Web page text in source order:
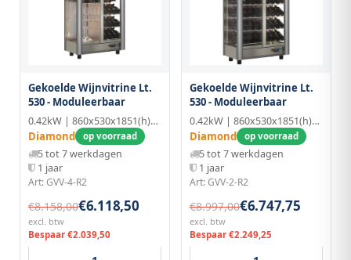
Gekoelde Wijnvitrine Lt.
530 - Moduleerbaar
0.42kW | 860x530x1851(h)mm
Diamond op voorraad
5 tot 7 werkdagen
1 jaar
Art: GVV-4-R2
€8.158,00€6.118,50
excl. btw
Bespaar €2.039,50
Gekoelde Wijnvitrine Lt.
530 - Moduleerbaar
0.42kW | 860x530x1851(h)mm
Diamond op voorraad
5 tot 7 werkdagen
1 jaar
Art: GVV-2-R2
€8.997,00€6.747,75
excl. btw
Bespaar €2.249,25